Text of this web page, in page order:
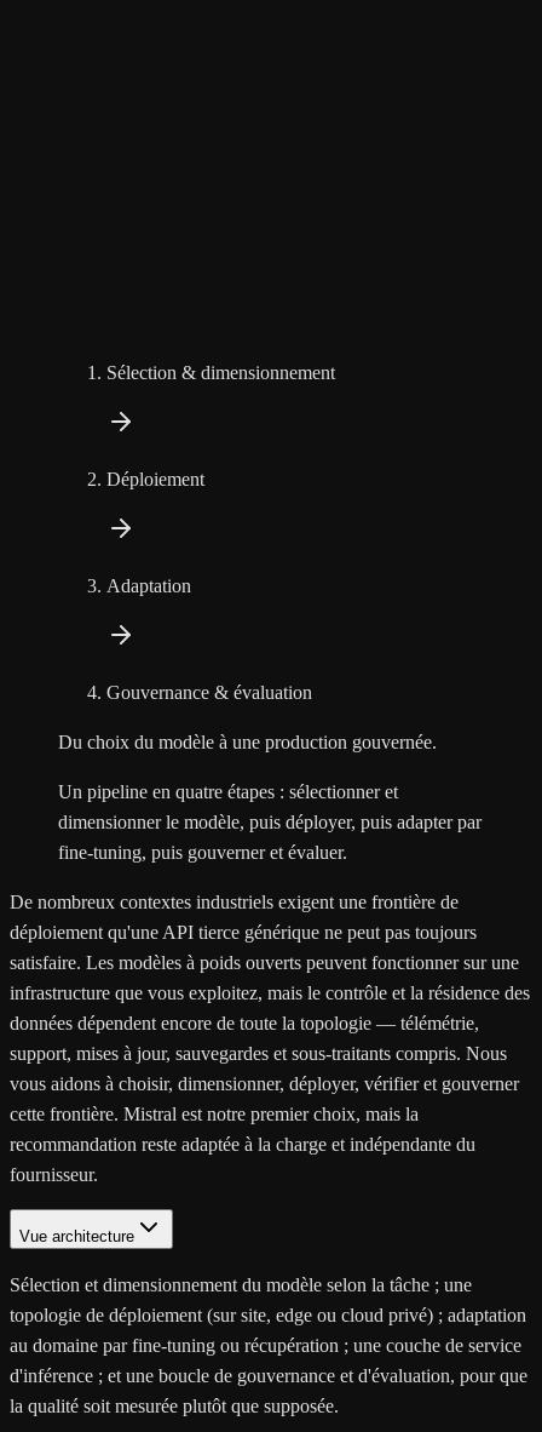
Sélection & dimensionnement
Déploiement
Adaptation
Gouvernance & évaluation
Du choix du modèle à une production gouvernée.
Un pipeline en quatre étapes : sélectionner et
dimensionner le modèle, puis déployer, puis adapter par
fine-tuning, puis gouverner et évaluer.
De nombreux contextes industriels exigent une frontière de
déploiement qu'une API tierce générique ne peut pas toujours
satisfaire. Les modèles à poids ouverts peuvent fonctionner sur une
infrastructure que vous exploitez, mais le contrôle et la résidence des
données dépendent encore de toute la topologie — télémétrie,
support, mises à jour, sauvegardes et sous-traitants compris. Nous
vous aidons à choisir, dimensionner, déployer, vérifier et gouverner
cette frontière. Mistral est notre premier choix, mais la
recommandation reste adaptée à la charge et indépendante du
fournisseur.
Vue architecture
Sélection et dimensionnement du modèle selon la tâche ; une
topologie de déploiement (sur site, edge ou cloud privé) ; adaptation
au domaine par fine-tuning ou récupération ; une couche de service
d'inférence ; et une boucle de gouvernance et d'évaluation, pour que
la qualité soit mesurée plutôt que supposée.